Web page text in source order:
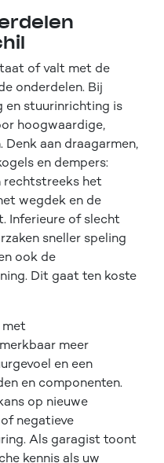
of valt met de
onderdelen. Bij
en stuurinrichting is
hoogwaardige,
aan draagarmen,
en dempers:
rechtstreeks het
wegdek en de
Inferieure of slecht
sneller speling
ook de
Dit gaat ten koste
met
meer
en een
en componenten.
op nieuwe
negatieve
Als garagist toont
kennis als uw